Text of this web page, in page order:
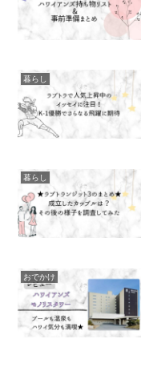
暮らし
暮らし
おでかけ